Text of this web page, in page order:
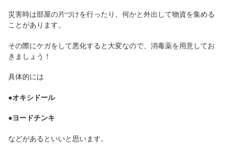
災害時は部屋の片づけを行ったり、何かと外出して物資を集める
ことがあります。
その際にケガをして悪化すると大変なので、消毒薬を用意してお
きましょう！
具体的には
●オキシドール
●ヨードチンキ
などがあるといいと思います。